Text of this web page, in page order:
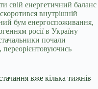
свій енергетичний баланс
внутрішній
бум енергоспоживання,
росії в Україну
почали
вже кілька тижнів